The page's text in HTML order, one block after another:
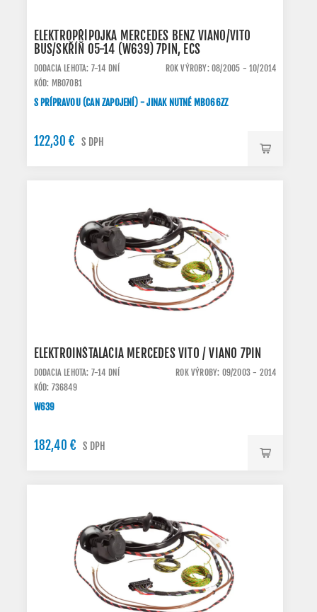
ELEKTROPŘÍPOJKA MERCEDES BENZ VIANO/VITO
BUS/SKŘÍŇ 05-14 (W639) 7PIN, ECS
DODACIA LEHOTA: 7-14 DNÍ
ROK VÝROBY: 08/2005 - 10/2014
KÓD: MB070B1
S PRÍPRAVOU (CAN ZAPOJENÍ) - JINAK NUTNÉ MB066ZZ
122,30 € S DPH
ELEKTROINŠTALÁCIA MERCEDES VITO / VIANO 7PIN
DODACIA LEHOTA: 7-14 DNÍ
ROK VÝROBY: 09/2003 - 2014
KÓD: 736849
W639
182,40 € S DPH